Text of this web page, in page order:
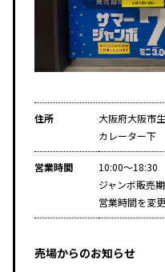
住所
大阪府大阪市
カレーター下
営業時間
10:00～18:30
ジャンボ販売
営業時間を変
売場からのお知らせ